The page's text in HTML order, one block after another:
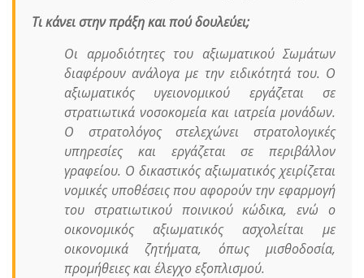
Τι κάνει στην πράξη και πού δουλεύει;
Οι αρμοδιότητες του αξιωματικού Σωμάτων
διαφέρουν ανάλογα με την ειδικότητά του. Ο
αξιωματικός υγειονομικού εργάζεται σε
στρατιωτικά νοσοκομεία και ιατρεία μονάδων.
Ο στρατολόγος στελεχώνει στρατολογικές
υπηρεσίες και εργάζεται σε περιβάλλον
γραφείου. Ο δικαστικός αξιωματικός χειρίζεται
νομικές υποθέσεις που αφορούν την εφαρμογή
του στρατιωτικού ποινικού κώδικα, ενώ ο
οικονομικός αξιωματικός ασχολείται με
οικονομικά ζητήματα, όπως μισθοδοσία,
προμήθειες και έλεγχο εξοπλισμού.